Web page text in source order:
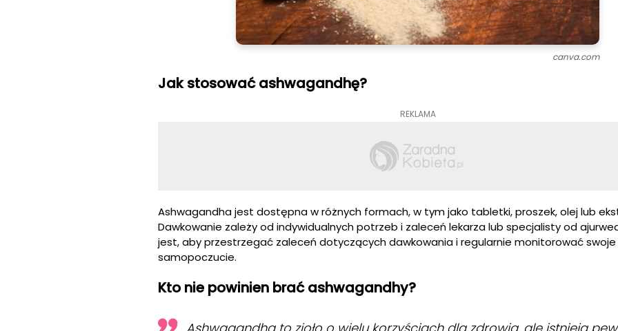
canva.com
Jak stosować ashwagandhę?
REKLAMA
Ashwagandha jest dostępna w różnych formach, w tym jako tabletki, proszek, olej lub
Dawkowanie zależy od indywidualnych potrzeb i zaleceń lekarza lub specjalisty od
jest, aby przestrzegać zaleceń dotyczących dawkowania i regularnie monitorować swoje
samopoczucie.
Kto nie powinien brać ashwagandhy?